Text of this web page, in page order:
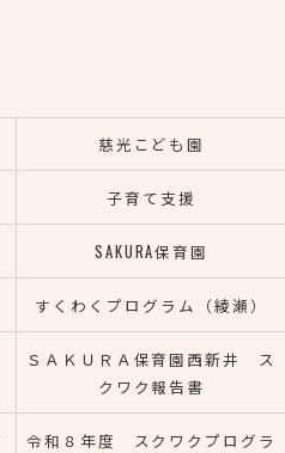
慈光こども園
子育て支援
SAKURA保育園
すくわくプログラム（綾瀬）
ＳＡＫＵＲＡ保育園西新井 ス
クワク報告書
令和８年度 スクワクプログラ